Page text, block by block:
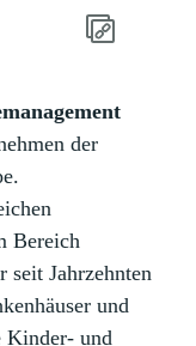
der
Bereich
seit Jahrzehnten
und
Kinder- und